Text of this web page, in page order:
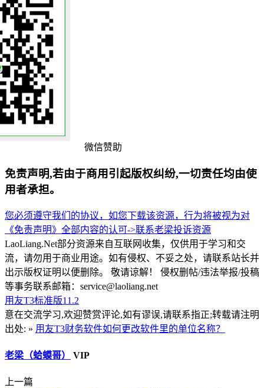
微信赞助
免责声明,若由于商用引起版权纠纷,一切责任均由使
用者承担。
您必须遵守我们的协议，如您下载该资源，行为将被视为对
《免责声明》全部内容的认可->联系老梁投诉资源
LaoLiang.Net部分资源来自互联网收集，仅供用于学习和交
流，请勿用于商业用途。如有侵权、不妥之处，请联系站长并
出示版权证明以便删除。 敬请谅解！ 侵权删帖/违法举报/投稿
等事务联系邮箱：service@laoliang.net
用友T3标准版11.2
意在交流学习,欢迎赞赏评论,如有谬误,请联系指正;转载请注明
出处: » 用友T3财务软件如何更改软件里的单位名称？
老梁（蛤蟆哥） VIP
上一篇